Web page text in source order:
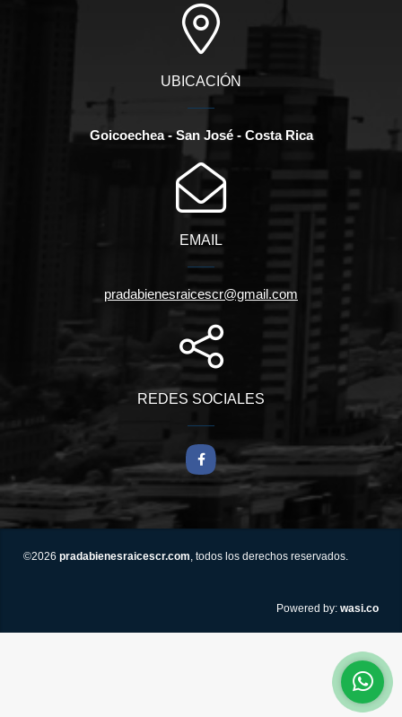
UBICACIÓN
Goicoechea - San José - Costa Rica
EMAIL
pradabienesraicescr@gmail.com
REDES SOCIALES
Facebook
©2026 pradabienesraicescr.com, todos los derechos reservados.
Powered by: wasi.co